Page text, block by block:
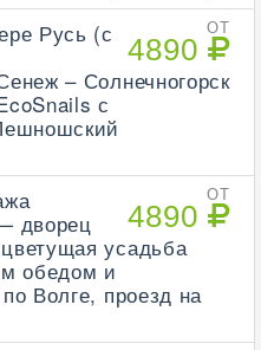
ОТ
4890
Русь (с
– Солнечногорск
с
ОТ
4890
дворец
усадьба
обедом и
Волге, проезд на